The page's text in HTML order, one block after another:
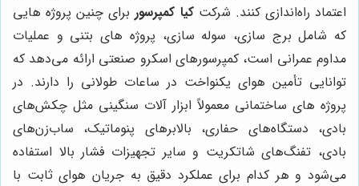
اعتماد راه‌اندازی کنند. شرکتکیا کمپرسوربرای چنین پروژه هایی
که شامل برج سازی، سوله سازی، پروژه های بتنی و عملیات
مداوم عمرانی است، کمپرسورهای اسکرو صنعتی ارائه می‌دهد که
توانایی تأمین هوای یکنواخت در ساعات طولانی را دارند. در
پروژه های ساختمانی معمولاً ابزار آلات سنگینی مثل چکش‌های
بادی، دستگاه‌های حفاری، بالابرهای پنوماتیک، ساب‌زن‌های
بادی، تفنگ‌های شاتکریت و سایر تجهیزات فشار بالا استفاده
می‌شود و هر کدام برای عملکرد دقیق به جریان هوای ثابت با